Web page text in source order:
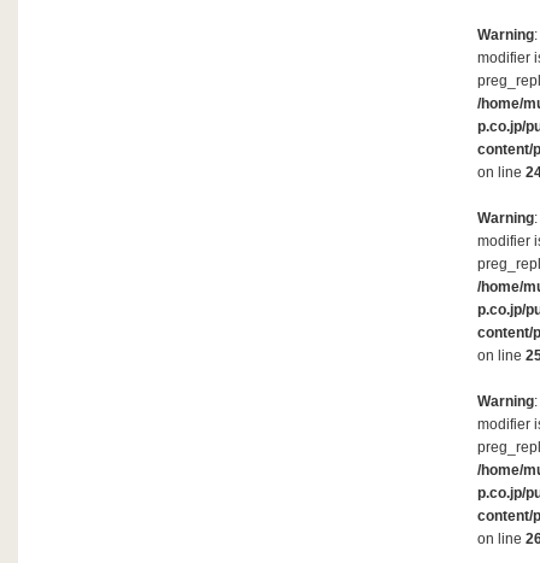
Warning
modifier
/home/
p.co.jp/
content/
on line
Warning
modifier
/home/
p.co.jp/
content/
on line
Warning
modifier
/home/
p.co.jp/
content/
on line